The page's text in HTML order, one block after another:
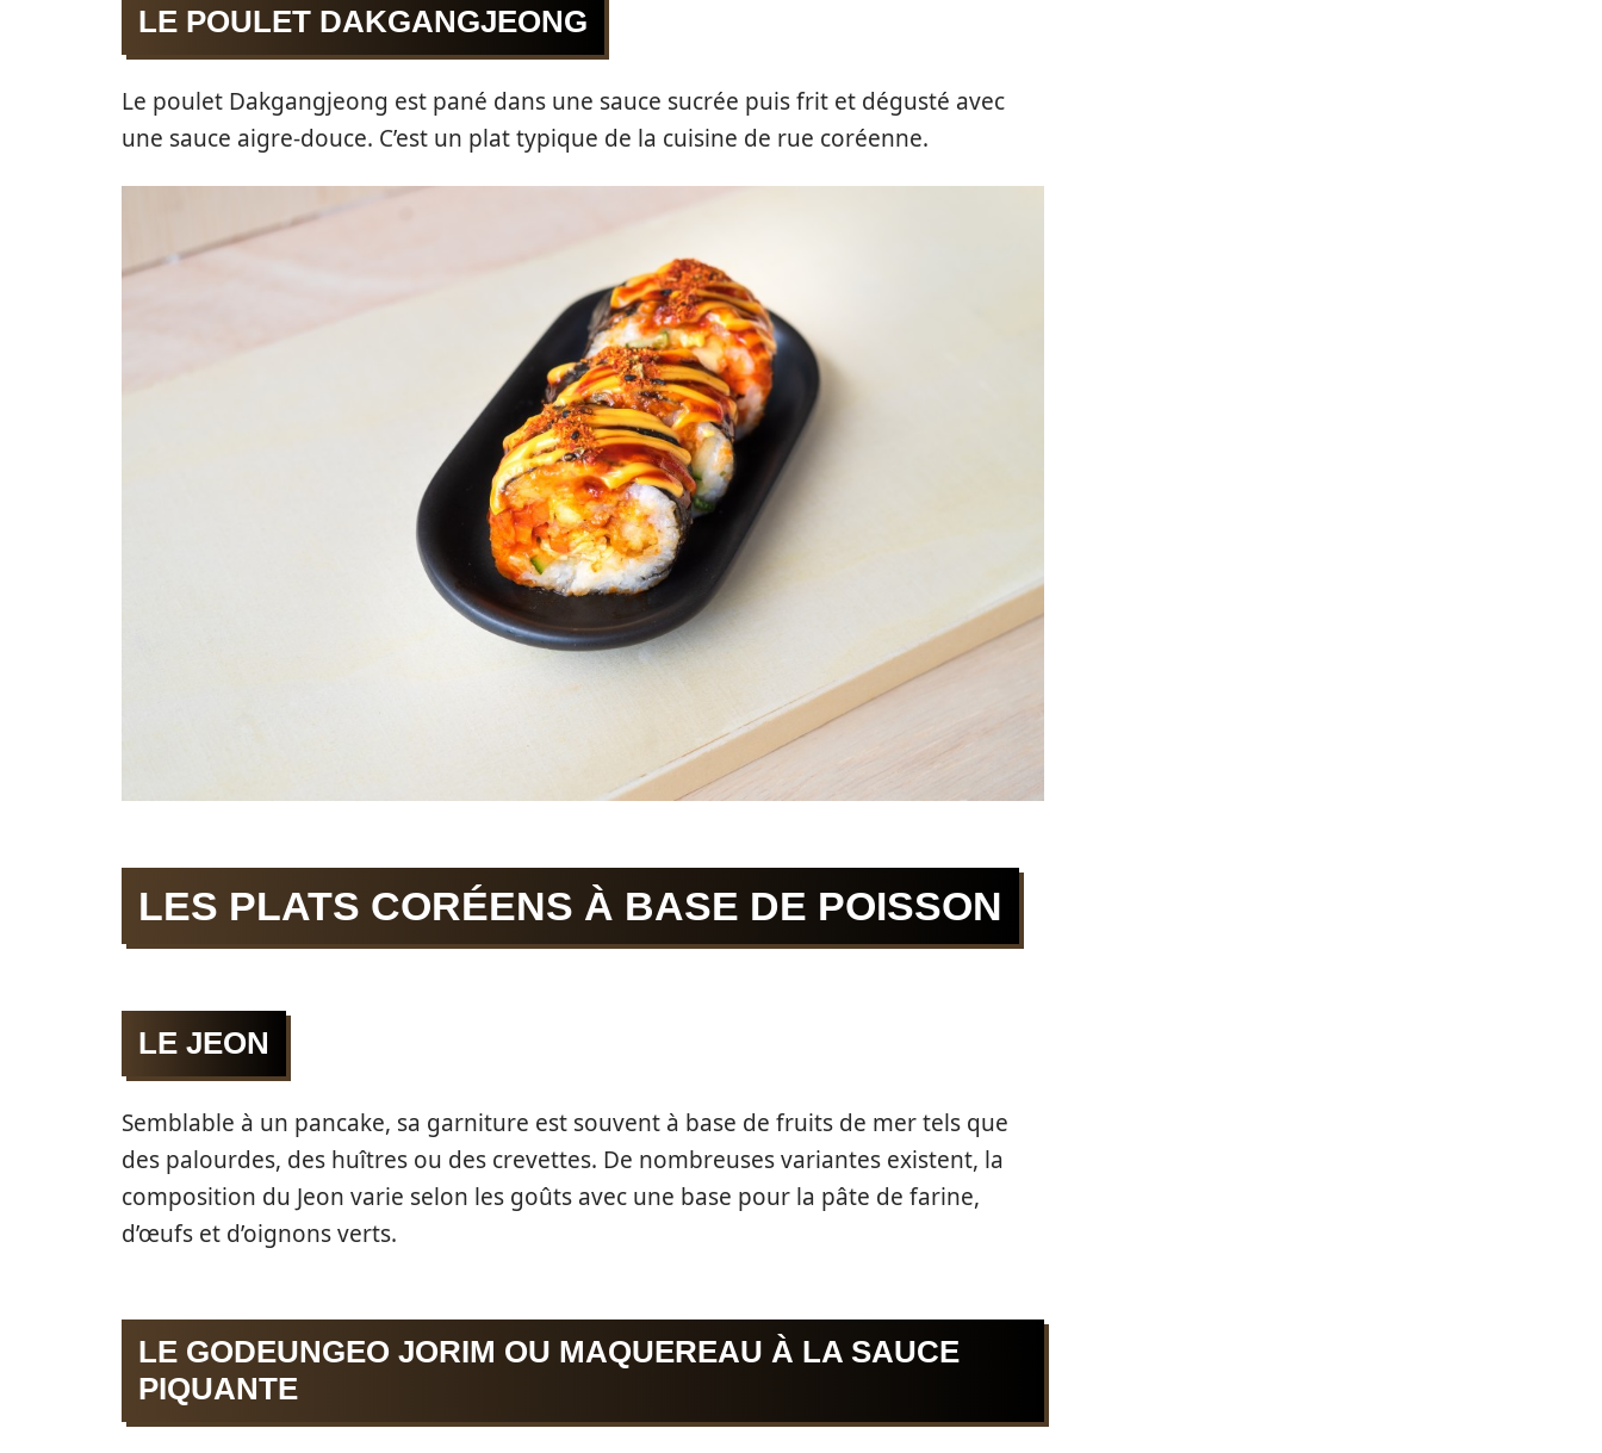
LE POULET DAKGANGJEONG
Le poulet Dakgangjeong est pané dans une sauce sucrée puis frit et dégusté avec
une sauce aigre-douce. C’est un plat typique de la cuisine de rue coréenne.
LES PLATS CORÉENS À BASE DE POISSON
LE JEON
Semblable à un pancake, sa garniture est souvent à base de fruits de mer tels que
des palourdes, des huîtres ou des crevettes. De nombreuses variantes existent, la
composition du Jeon varie selon les goûts avec une base pour la pâte de farine,
d’œufs et d’oignons verts.
LE GODEUNGEO JORIM OU MAQUEREAU À LA SAUCE
PIQUANTE